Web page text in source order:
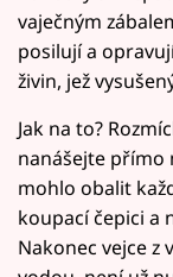
vaječným
posilují a
živin, jež
Jak na to?
nanášejte přímo
mohlo obalit
koupací čepici a
Nakonec vejce z